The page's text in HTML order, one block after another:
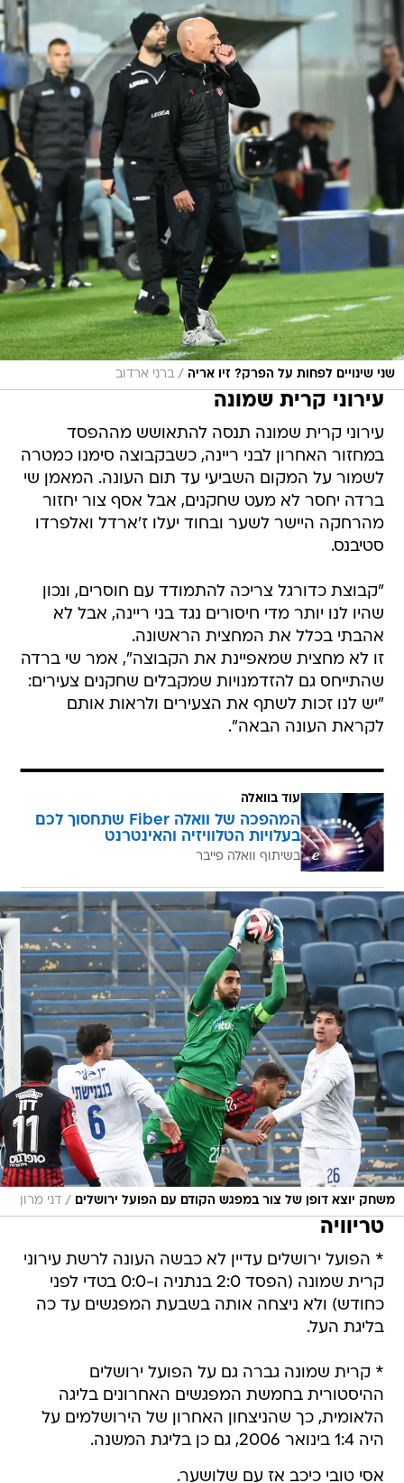
שני שינויים לפחות על הפרק? זיו אריה / ברני ארדוב
עירוני קרית שמונה
עירוני קרית שמונה תנסה להתאושש מההפסד
במחזור האחרון לבני ריינה, כשבקבוצה סימנו כמטרה
לשמור על המקום השביעי עד תום העונה. המאמן שי
ברדה יחסר לא מעט שחקנים, אבל אסף צור יחזור
מהרחקה היישר לשער ובחוד יעלו ז'ארדל ואלפרדו
סטיבנס.
"קבוצת כדורגל צריכה להתמודד עם חוסרים, ונכון
שהיו לנו יותר מדי חיסורים נגד בני ריינה, אבל לא
אהבתי בכלל את המחצית הראשונה.
זו לא מחצית שמאפיינת את הקבוצה", אמר שי ברדה
שהתייחס גם להזדמנויות שמקבלים שחקנים צעירים:
"יש לנו זכות לשתף את הצעירים ולראות אותם
לקראת העונה הבאה".
עוד בוואלה
המהפכה של וואלה Fiber שתחסוך לכם
בעלויות הטלוויזיה והאינטרנט
בשיתוף וואלה פייבר
משחק יוצא דופן של צור במפגש הקודם עם הפועל ירושלים / דני מרון
טריוויה
* הפועל ירושלים עדיין לא כבשה העונה לרשת עירוני
קרית שמונה (הפסד 2:0 בנתניה ו-0:0 בטדי לפני
כחודש) ולא ניצחה אותה בשבעת המפגשים עד כה
בליגת העל.
* קרית שמונה גברה גם על הפועל ירושלים
ההיסטורית בחמשת המפגשים האחרונים בליגה
הלאומית, כך שהניצחון האחרון של הירושלמים על
היה 1:4 בינואר 2006, גם כן בליגת המשנה.
אסי טובי כיכב אז עם שלושער.